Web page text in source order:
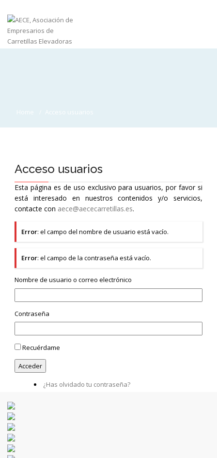
Home Acceso usuarios
Acceso usuarios
Esta página es de uso exclusivo para usuarios, por favor si
está interesado en nuestros contenidos y/o servicios,
contacte con aece@aececarretillas.es.
Error: el campo del nombre de usuario está vacío.
Error: el campo de la contraseña está vacío.
Nombre de usuario o correo electrónico
Contraseña
Recuérdame
¿Has olvidado tu contraseña?